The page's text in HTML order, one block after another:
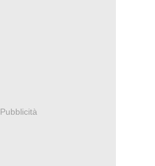
Pubblicità